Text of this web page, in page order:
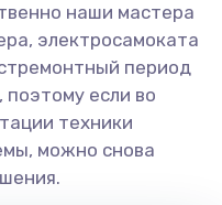
наши мастера
электросамоката
период
поэтому если во
техники
можно снова